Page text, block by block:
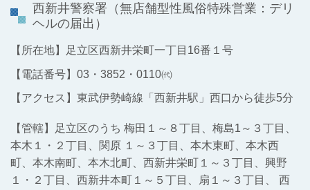
西新井警察署 （無店舗型性風俗特殊営業：デリ
ヘルの届出）
【所在地】足立区西新井栄町一丁目16番１号
【電話番号】03・3852・0110㈹
【アクセス】東武伊勢崎線「西新井駅」西口から徒歩5分
【管轄】足立区のうち 梅田１～８丁目、梅島1～３丁目、
本木１・２丁目、関原 １～３丁目、本木東町、本木西
町、本木南町、本木北町、西新井栄町１～３丁目、興野
１・２丁目、西新井本町１～５丁目、扇１～３丁目、 西